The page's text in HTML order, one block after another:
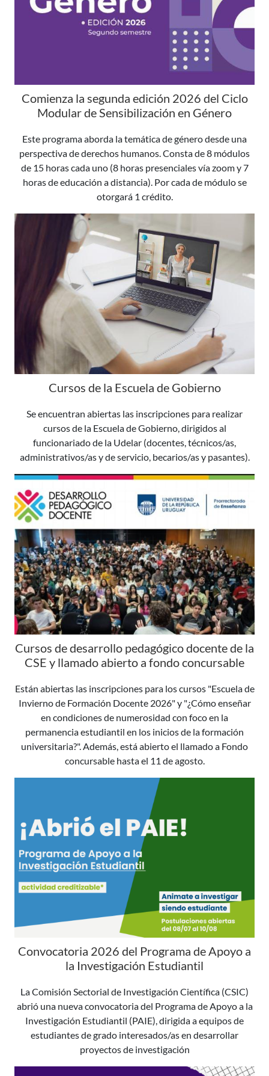
Comienza la segunda edición 2026 del Ciclo
Modular de Sensibilización en Género
Este programa aborda la temática de género desde una
perspectiva de derechos humanos. Consta de 8 módulos
de 15 horas cada uno (8 horas presenciales vía zoom y 7
horas de educación a distancia). Por cada de módulo se
otorgará 1 crédito.
Cursos de la Escuela de Gobierno
Se encuentran abiertas las inscripciones para realizar
cursos de la Escuela de Gobierno, dirigidos al
funcionariado de la Udelar (docentes, técnicos/as,
administrativos/as y de servicio, becarios/as y pasantes).
Cursos de desarrollo pedagógico docente de la
CSE y llamado abierto a fondo concursable
Están abiertas las inscripciones para los cursos "Escuela de
Invierno de Formación Docente 2026" y "¿Cómo enseñar
en condiciones de numerosidad con foco en la
permanencia estudiantil en los inicios de la formación
universitaria?". Además, está abierto el llamado a Fondo
concursable hasta el 11 de agosto.
Convocatoria 2026 del Programa de Apoyo a
la Investigación Estudiantil
La Comisión Sectorial de Investigación Científica (CSIC)
abrió una nueva convocatoria del Programa de Apoyo a la
Investigación Estudiantil (PAIE), dirigida a equipos de
estudiantes de grado interesados/as en desarrollar
proyectos de investigación